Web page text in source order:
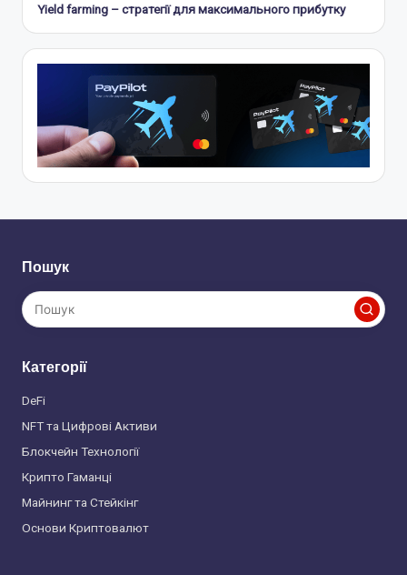
Yield farming – стратегії для максимального прибутку
Пошук
Категорії
DeFi
NFT та Цифрові Активи
Блокчейн Технології
Крипто Гаманці
Майнинг та Стейкінг
Основи Криптовалют